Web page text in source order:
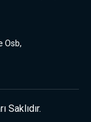
Osb,
Saklıdır.